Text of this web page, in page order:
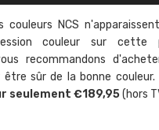
NCS
couleur sur cette
recommandons
être sûr de la bonne couleur.
seulement €189,95(hors